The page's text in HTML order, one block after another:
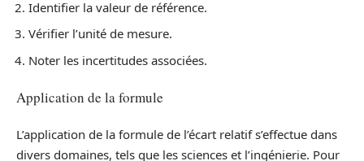
Identifier la valeur de référence.
Vérifier l’unité de mesure.
Noter les incertitudes associées.
Application de la formule
L’application de la formule de l’écart relatif s’effectue dans
divers domaines, tels que les sciences et l’ingénierie. Pour